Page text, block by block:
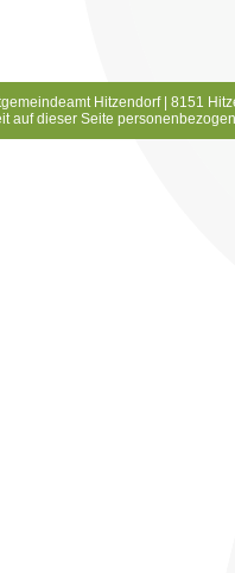
Hitzendorf | 8151
auf dieser Seite